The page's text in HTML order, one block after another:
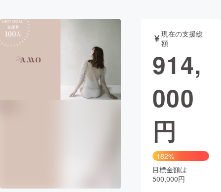
音楽
テクノロジー・ガジェット ゲーム・サ
映像・映画
CAMPFIRE Creation
machi-ya コミュニティ
現在の支援総
額
914,
000
円
182%
目標金額は
500,000円